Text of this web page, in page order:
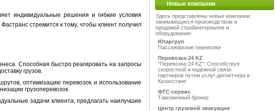
индивидуальные решения и гибкие условия
стремится к тому, чтобы клиент получил
Способная быстро реагировать на запросы
грузов.
оптимизацию перевозок и использование
грузоперевозок.
задачи клиента, предлагать наилучшие
Новые компании
Здесь представлены новые компании,
занимающиеся производством и
продажей стройматериалов и
оборудования:
Ютаргруп
Пассажирские перевозки
Перевозка-24 KZ
"Перевозка-24 KZ": Способствуя
скоростной и надежной связи
партнеров путем услуг диспетчера в
Казахстане
ФТС-сервис
Таможенный брокер
Центр грузовой эвакуации